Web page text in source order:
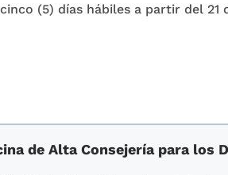
(5) días hábiles a partir del 21
de Alta Consejería para los